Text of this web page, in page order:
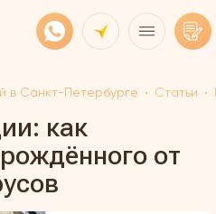
в Санкт-Петербурге Статьи
как
от